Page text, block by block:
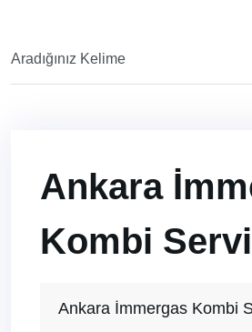
Ankara
Kombi
Ankara İmmergas Kombi